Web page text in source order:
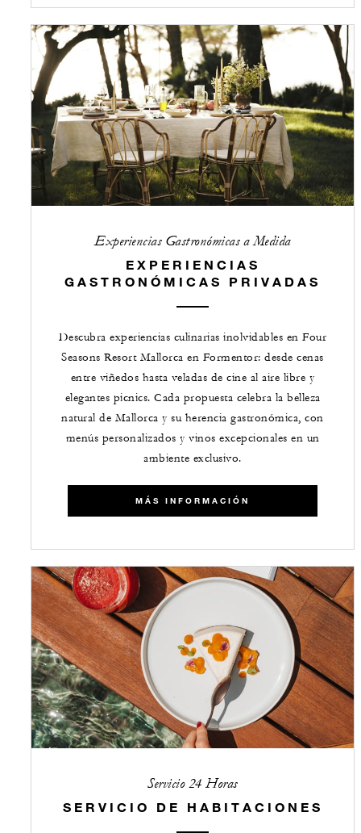
Experiencias Gastronómicas a Medida
EXPERIENCIAS
GASTRONÓMICAS PRIVADAS
Descubra experiencias culinarias inolvidables en Four
Seasons Resort Mallorca en Formentor: desde cenas
entre viñedos hasta veladas de cine al aire libre y
elegantes picnics. Cada propuesta celebra la belleza
natural de Mallorca y su herencia gastronómica, con
menús personalizados y vinos excepcionales en un
ambiente exclusivo.
​​MÁS INFORMACIÓN
Servicio 24 Horas
SERVICIO DE HABITACIONES